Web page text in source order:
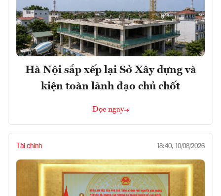
Hà Nội sắp xếp lại Sở Xây dựng và
kiện toàn lãnh đạo chủ chốt
Đọc ngay
Tài chính 18:40, 10/08/2026